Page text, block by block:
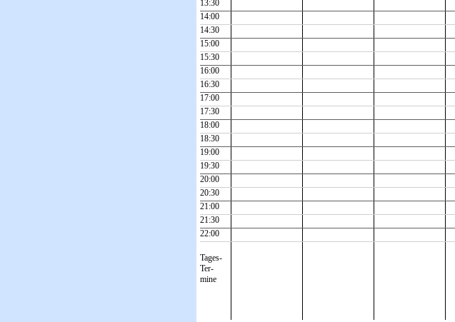
13:30
14:00
14:30
15:00
15:30
16:00
16:30
17:00
17:30
18:00
18:30
19:00
19:30
20:00
20:30
21:00
21:30
22:00
Tages-
Ter-
mine